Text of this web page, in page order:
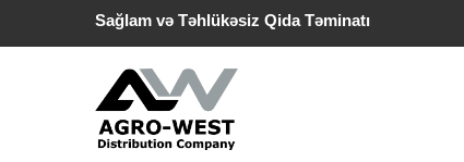
Sağlam və Təhlükəsiz Qida Təminatı